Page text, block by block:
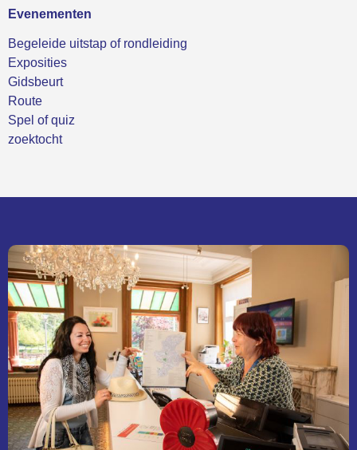
Evenementen
Begeleide uitstap of rondleiding
Exposities
Gidsbeurt
Route
Spel of quiz
zoektocht